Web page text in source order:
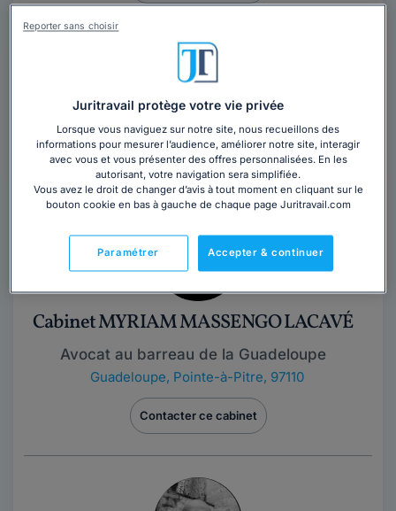
Vous souhaitez rencontrer un avocat en
cabinet dans la région DROM ?
Obtenez 3 devis d'avocats près de chez vous
Trouver un avocat
Cabinet MYRIAM MASSENGO LACAVÉ
Avocat au barreau de la Guadeloupe
Guadeloupe, Pointe-à-Pitre, 97110
Contacter ce cabinet
Juritravail protège votre vie privée
Lorsque vous naviguez sur notre site, nous recueillons des
informations pour mesurer l’audience, améliorer notre site, interagir
avec vous et vous présenter des offres personnalisées. En les
autorisant, votre navigation sera simplifiée.
Vous avez le droit de changer d’avis à tout moment en cliquant sur le
bouton cookie en bas à gauche de chaque page Juritravail.com
Accepter & continuer
Paramétrer
Reporter sans choisir